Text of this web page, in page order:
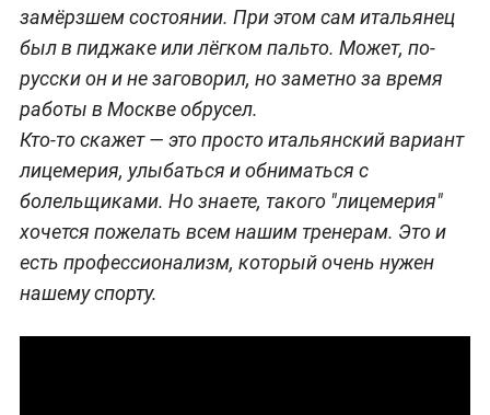
замёрзшем состоянии. При этом сам итальянец
был в пиджаке или лёгком пальто. Может, по-
русски он и не заговорил, но заметно за время
работы в Москве обрусел.
Кто-то скажет — это просто итальянский вариант
лицемерия, улыбаться и обниматься с
болельщиками. Но знаете, такого "лицемерия"
хочется пожелать всем нашим тренерам. Это и
есть профессионализм, который очень нужен
нашему спорту.